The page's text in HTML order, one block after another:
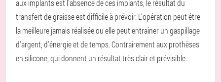
aux implants est l'absence de ces implants, le résultat du
transfert de graisse est difficile à prévoir. L'opération peut être
la meilleure jamais réalisée ou elle peut entraîner un gaspillage
d'argent, d'énergie et de temps. Contrairement aux prothèses
en silicone, qui donnent un résultat très clair et prévisible.